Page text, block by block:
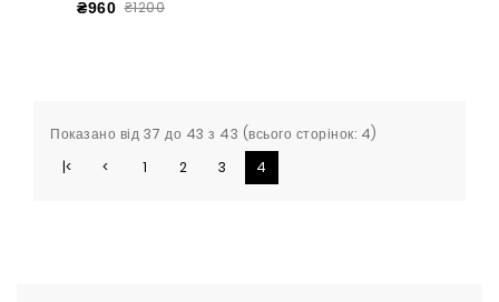
₴960 ₴1200
Показано від 37 до 43 з 43 (всього сторінок: 4)
|<
< 1 2 3 4